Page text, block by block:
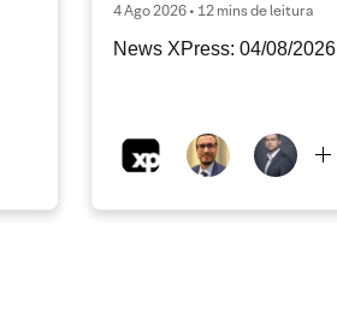
4 Ago 2026 • 12 mins de leitura
News XPress: 04/08/2026